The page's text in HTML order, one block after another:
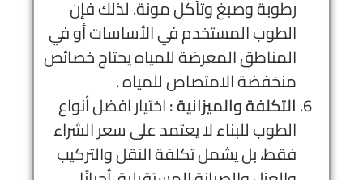
رطوبة وصبغ وتآكل مونة. لذلك فإن
الطوب المستخدم في الأساسات أو في
المناطق المعرضة للمياه يحتاج خصائص
منخفضة الامتصاص للمياه .
التكلفة والميزانية :اختيار افضل أنواع
الطوب للبناء لا يعتمد على سعر الشراء
فقط، بل يشمل تكلفة النقل والتركيب